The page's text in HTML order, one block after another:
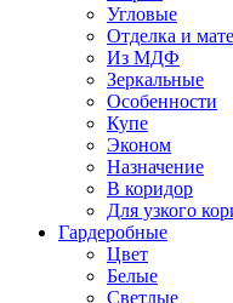
Угловые
Отделка и
Из МДФ
Зеркальные
Особенности
Купе
Эконом
Назначение
В коридор
Для узкого
Гардеробные
Цвет
Белые
Светлые